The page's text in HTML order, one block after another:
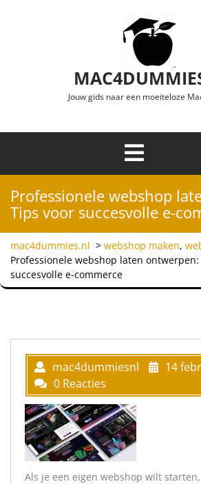
Jouw gids naar een moeiteloze
Openen
Professionele webshop
Tips voor succesvolle e-
mac4dummies.nl > webshop maken,
Professionele webshop laten
succesvolle e-commerce
mac4dummiesnl
14
0 Reacties
Als je een eigen webshop wilt